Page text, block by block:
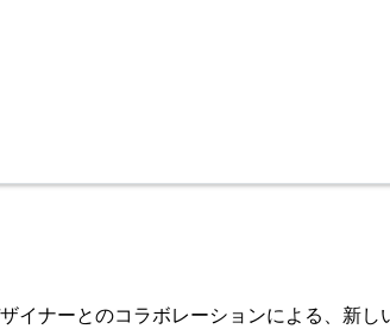
イナーとのコラボレーションによる、新